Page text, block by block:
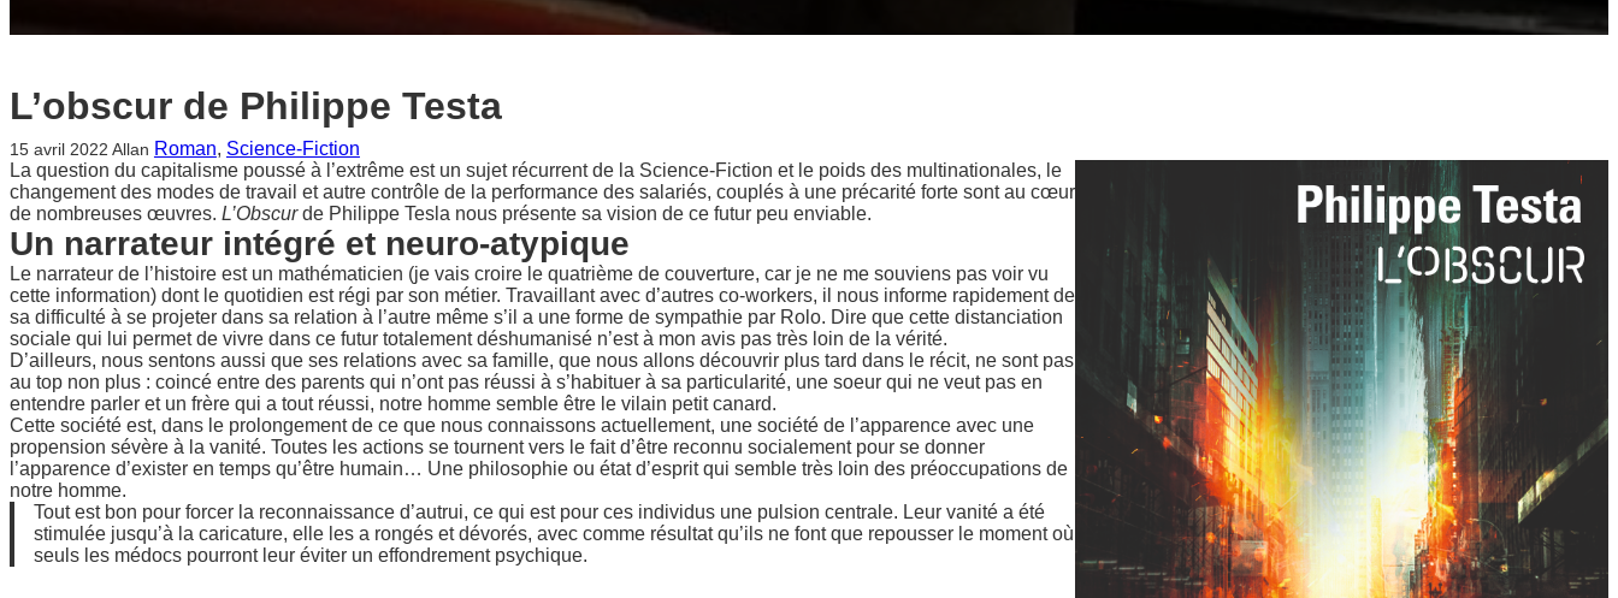
L’obscur de Philippe Testa
15 avril 2022 Allan Roman, Science-Fiction
La question du capitalisme poussé à l’extrême est un sujet récurrent de la Science-Fiction et le poids des multinationales, le
changement des modes de travail et autre contrôle de la performance des salariés, couplés à une précarité forte sont au cœur
de nombreuses œuvres. L’Obscurde Philippe Tesla nous présente sa vision de ce futur peu enviable.
Un narrateur intégré et neuro-atypique
Le narrateur de l’histoire est un mathématicien (je vais croire le quatrième de couverture, car je ne me souviens pas voir vu
cette information) dont le quotidien est régi par son métier. Travaillant avec d’autres co-workers, il nous informe rapidement de
sa difficulté à se projeter dans sa relation à l’autre même s’il a une forme de sympathie par Rolo. Dire que cette distanciation
sociale qui lui permet de vivre dans ce futur totalement déshumanisé n’est à mon avis pas très loin de la vérité.
D’ailleurs, nous sentons aussi que ses relations avec sa famille, que nous allons découvrir plus tard dans le récit, ne sont pas
au top non plus : coincé entre des parents qui n’ont pas réussi à s’habituer à sa particularité, une soeur qui ne veut pas en
entendre parler et un frère qui a tout réussi, notre homme semble être le vilain petit canard.
Cette société est, dans le prolongement de ce que nous connaissons actuellement, une société de l’apparence avec une
propension sévère à la vanité. Toutes les actions se tournent vers le fait d’être reconnu socialement pour se donner
l’apparence d’exister en temps qu’être humain… Une philosophie ou état d’esprit qui semble très loin des préoccupations de
notre homme.
Tout est bon pour forcer la reconnaissance d’autrui, ce qui est pour ces individus une pulsion centrale. Leur vanité a été
stimulée jusqu’à la caricature, elle les a rongés et dévorés, avec comme résultat qu’ils ne font que repousser le moment où
seuls les médocs pourront leur éviter un effondrement psychique.